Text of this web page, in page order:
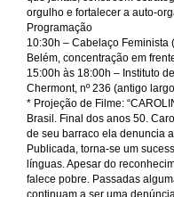
orgulho e fortalecer a auto-
Programação
10:30h – Cabelaço Feminista
Belém, concentração em
15:00h às 18:00h – Instituto
Chermont, nº 236 (antigo
* Projeção de Filme:
Brasil. Final dos anos 50.
de seu barraco ela denuncia
Publicada, torna-se um
línguas. Apesar do
falece pobre. Passadas
continuam a ser uma